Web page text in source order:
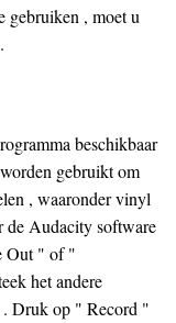
gebruiken , moet u
beschikbaar
gebruikt om
, waaronder vinyl
de Audacity software
Out " of "
het andere
Druk op " Record "